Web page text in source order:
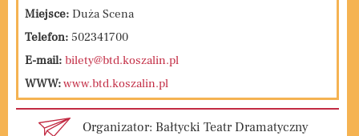
Miejsce: Duża Scena
Telefon: 502341700
E-mail: bilety@btd.koszalin.pl
WWW:www.btd.koszalin.pl
Organizator: Bałtycki Teatr Dramatyczny